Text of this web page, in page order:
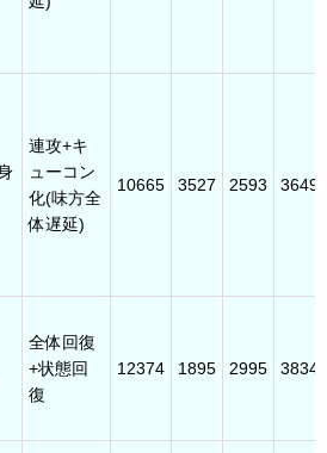
連攻+キ
ューコン
化(味方全
体遅延)
10665 3527 2593 3649
全体回復
+状態回
復
12374 1895 2995 3834